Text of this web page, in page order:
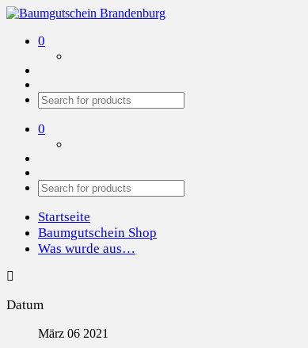
Baumgutschein Brandenburg
Wir pflanzen Bäume in der Region
0
0
Startseite
Baumgutschein Shop
Was wurde aus…
Datum
März 06 2021